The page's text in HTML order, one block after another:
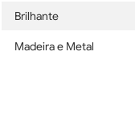
Brilhante
Madeira e Metal